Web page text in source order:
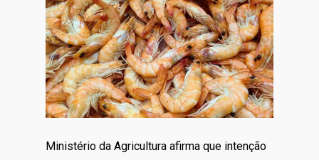
Ministério da Agricultura afirma que intenção